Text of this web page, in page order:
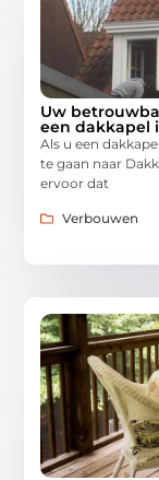
Uw
een dakkapel
Als u een
te gaan naar
ervoor dat
Verbouwen